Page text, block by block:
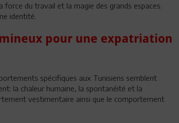
force du travail et la magie des grands espaces.
identité.
pour une expatriation
spécifiques aux Tunisiens semblent
la chaleur humaine, la spontanéité et la
vestimentaire ainsi que le comportement